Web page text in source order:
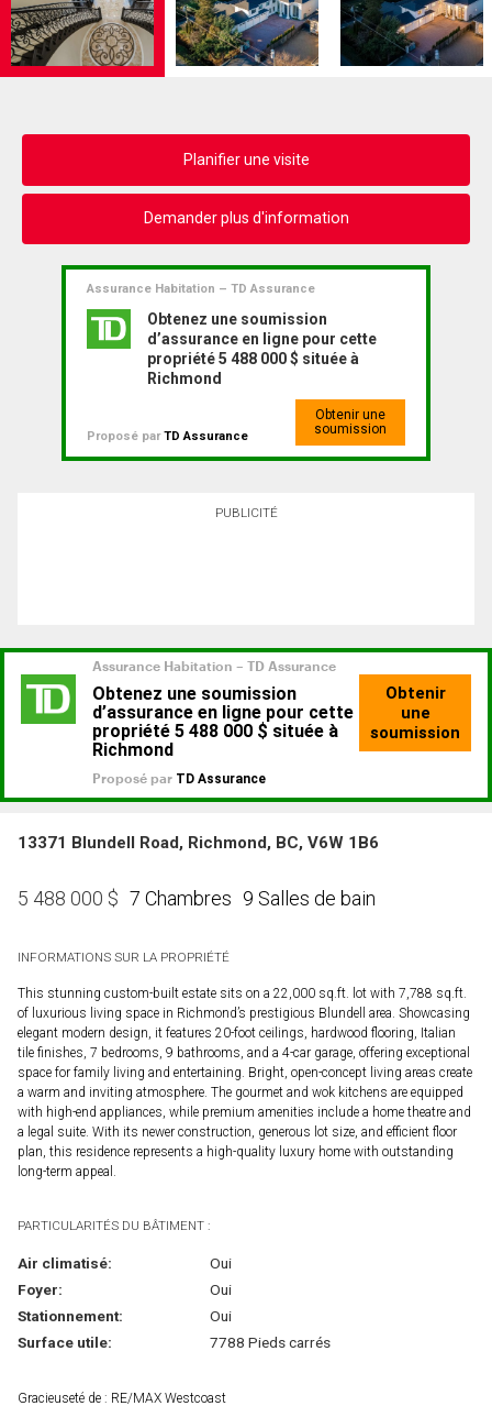
Planifier une visite
Demander plus d'information
Assurance Habitation – TD Assurance
Obtenez une soumission
d’assurance en ligne pour cette
propriété 5 488 000 $ située à
Richmond
Proposé parTD Assurance
Obtenir une
soumission
PUBLICITÉ
13371 Blundell Road, Richmond, BC, V6W 1B6
5 488 000 $ 7 Chambres 9 Salles de bain
INFORMATIONS SUR LA PROPRIÉTÉ
This stunning custom-built estate sits on a 22,000 sq.ft. lot with 7,788 sq.ft.
of luxurious living space in Richmond’s prestigious Blundell area. Showcasing
elegant modern design, it features 20-foot ceilings, hardwood flooring, Italian
tile finishes, 7 bedrooms, 9 bathrooms, and a 4-car garage, offering exceptional
space for family living and entertaining. Bright, open-concept living areas create
a warm and inviting atmosphere. The gourmet and wok kitchens are equipped
with high-end appliances, while premium amenities include a home theatre and
a legal suite. With its newer construction, generous lot size, and efficient floor
plan, this residence represents a high-quality luxury home with outstanding
long-term appeal.
PARTICULARITÉS DU BÂTIMENT :
Air climatisé:
Oui
Foyer:
Oui
Stationnement:
Oui
Surface utile:
7788 Pieds carrés
Gracieuseté de : RE/MAX Westcoast